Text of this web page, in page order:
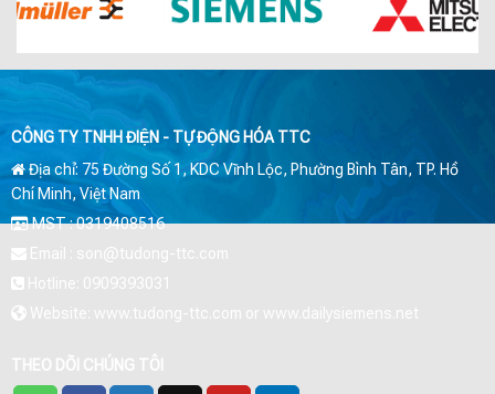
CÔNG TY TNHH ĐIỆN - TỰ ĐỘNG HÓA TTC
Địa chỉ: 75 Đường Số 1, KDC Vĩnh Lộc, Phường Bình Tân, TP. Hồ
Chí Minh, Việt Nam
MST : 0319408516
Email : son@tudong-ttc.com
Hotline: 0909393031
Website: www.tudong-ttc.com or www.dailysiemens.net
THEO DÕI CHÚNG TÔI